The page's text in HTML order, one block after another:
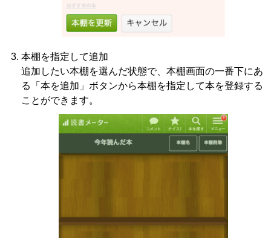
本棚を指定して追加
追加したい本棚を選んだ状態で、本棚画面の一番下にあ
る「本を追加」ボタンから本棚を指定して本を登録する
ことができます。